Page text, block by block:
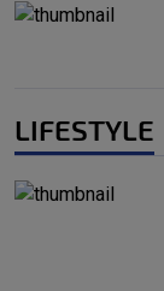
LIFESTYLE